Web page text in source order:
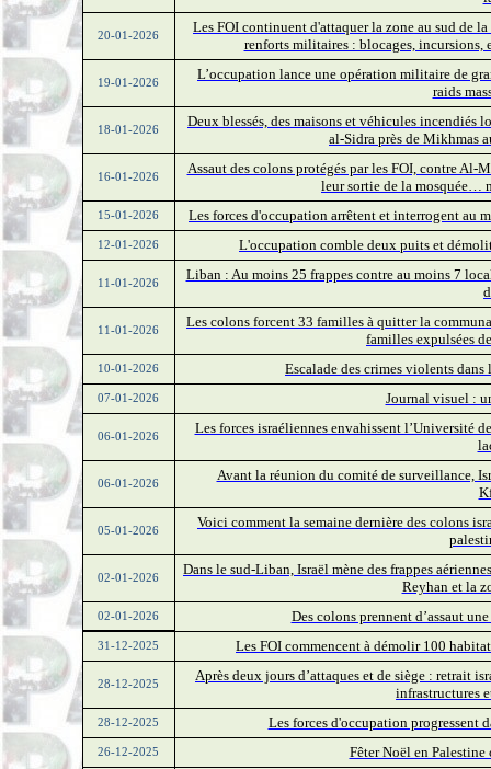
20-01-2026
Les FOI continuent d'attaquer la zone au sud de
renforts militaires : blocages, incursions,
19-01-2026
L’occupation lance une opération militaire de
raids
18-01-2026
Deux blessés, des maisons et véhicules incendiés
al-Sidra près de Mikhmas
16-01-2026
Assaut des colons protégés par les FOI, contre
leur sortie de la mosquée…
15-01-2026 Les forces d'occupation arrêtent et interrogent au
12-01-2026 L'occupation comble deux puits et
11-01-2026
Liban : Au moins 25 frappes contre au moins 7
11-01-2026
Les colons forcent 33 familles à quitter la
familles expulsées
10-01-2026 Escalade des crimes violents
07-01-2026 Journal visuel :
06-01-2026
Les forces israéliennes envahissent l’Université
06-01-2026
Avant la réunion du comité de surveillance,
05-01-2026
Voici comment la semaine dernière des colons
02-01-2026
Dans le sud-Liban, Israël mène des frappes
Reyhan et la
02-01-2026 Des colons prennent d’assaut
31-12-2025 Les FOI commencent à démolir 100
28-12-2025
Après deux jours d’attaques et de siège : retrait
infrastructures
28-12-2025 Les forces d'occupation progressent
26-12-2025 Fêter Noël en Palestine